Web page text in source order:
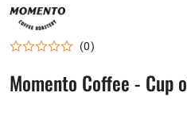
NAZWA
PRODUCENTA:
MOMENTO
COFFEE
(0)
Momento Coffee - Cup